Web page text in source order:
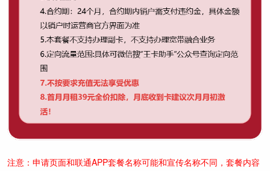
注意：申请页面和联通APP套餐名称可能和宣传名称不同，套餐内容